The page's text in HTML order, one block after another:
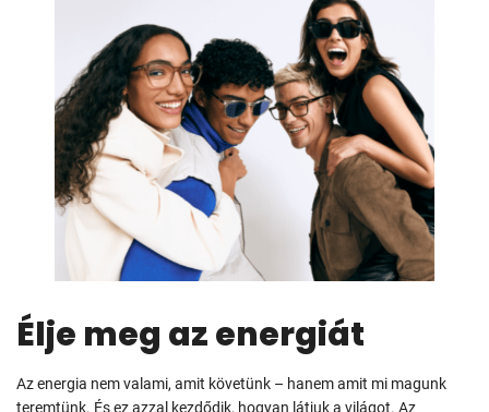
Élje meg az energiát
Az energia nem valami, amit követünk – hanem amit mi magunk
teremtünk. És ez azzal kezdődik, hogyan látjuk a világot. Az